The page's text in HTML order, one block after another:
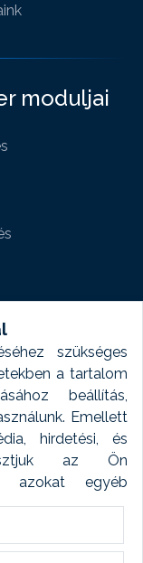
szükséges
a tartalom
beállítás,
Emellett
hirdetési, és
az Ön
azokat egyéb
A sütik
végzünk és
töröljük. A
moduljai